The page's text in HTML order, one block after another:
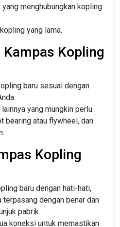
menghubungkan kopling
yang lama.
Kopling
baru sesuai dengan
yang mungkin perlu
bearing atau flywheel, dan
Kopling
baru dengan hati-hati,
dengan benar dan
pabrik.
koneksi untuk memastikan